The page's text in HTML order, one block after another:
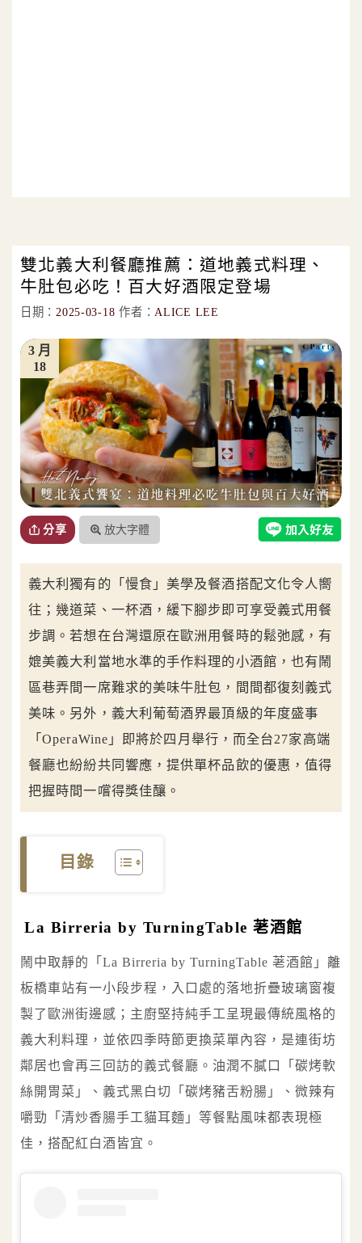
雙北義大利餐廳推薦：道地義式料理、
牛肚包必吃！百大好酒限定登場
日期： 2025-03-18 作者： ALICE LEE
18
3 月
分享 放大字體
義大利獨有的「慢食」美學及餐酒搭配文化令人嚮
往；幾道菜、一杯酒，緩下腳步即可享受義式用餐
步調。若想在台灣還原在歐洲用餐時的鬆弛感，有
媲美義大利當地水準的手作料理的小酒館，也有鬧
區巷弄間一席難求的美味牛肚包，間間都復刻義式
美味。另外，義大利葡萄酒界最頂級的年度盛事
「OperaWine」即將於四月舉行，而全台27家高端
餐廳也紛紛共同響應，提供單杯品飲的優惠，值得
把握時間一嚐得獎佳釀。
目錄
La Birreria by TurningTable 荖酒館
鬧中取靜的「La Birreria by TurningTable 荖酒館」離
板橋車站有一小段步程，入口處的落地折疊玻璃窗複
製了歐洲街邊感；主廚堅持純手工呈現最傳統風格的
義大利料理，並依四季時節更換菜單內容，是連街坊
鄰居也會再三回訪的義式餐廳。油潤不膩口「碳烤軟
絲開胃菜」、義式黑白切「碳烤豬舌粉腸」、微辣有
嚼勁「清炒香腸手工貓耳麵」等餐點風味都表現極
佳，搭配紅白酒皆宜。